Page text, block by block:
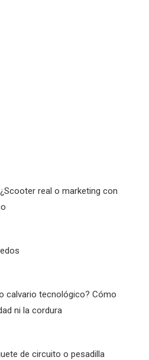
real o marketing con
calvario tecnológico? Cómo
ni la cordura
de circuito o pesadilla